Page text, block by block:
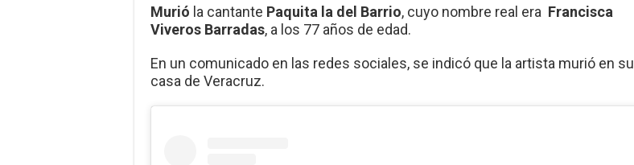
Murió la cantante Paquita la del Barrio, cuyo nombre real era Francisca
Viveros Barradas, a los 77 años de edad.
En un comunicado en las redes sociales, se indicó que la artista murió en su
casa de Veracruz.